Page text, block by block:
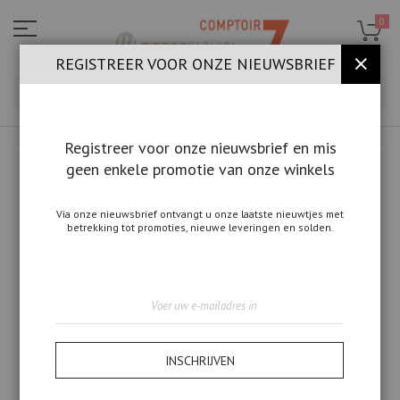
naar
de
inhoud
0
einde
REGISTREER VOOR ONZE NIEUWSBRIEF
Registreer voor onze nieuwsbrief en mis
geen enkele promotie van onze winkels
Via onze nieuwsbrief ontvangt u onze laatste nieuwtjes met
betrekking tot promoties, nieuwe leveringen en solden.
op
onze
INSCHRIJVEN